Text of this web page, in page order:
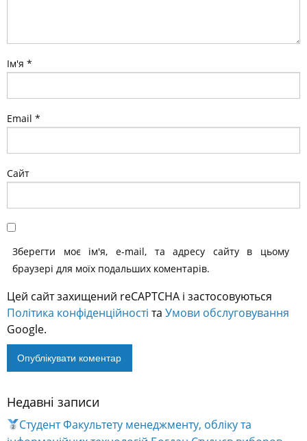
Ваша e-mail адреса не оприлюднюватиметься.
Коментар
Ім'я*
Email*
Сайт
Зберегти моє ім'я, e-mail, та адресу сайту в цьому